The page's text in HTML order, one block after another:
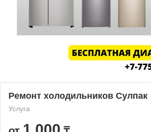
Ремонт холодильников Сулпак
Услуга